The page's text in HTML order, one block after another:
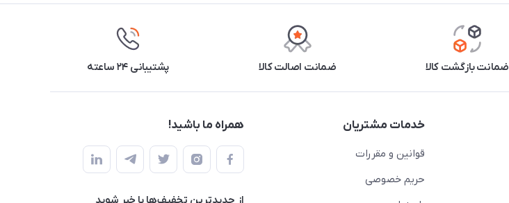
ضمانت بازگشت کالا ضمانت اصالت کالا پشتیبانی ۲۴ ساعته
خدمات مشتریان
قوانین و مقررات
حریم خصوصی
همراه ما باشید!
از جدید‌ترین تخفیف‌ها با‌ خبر شوید